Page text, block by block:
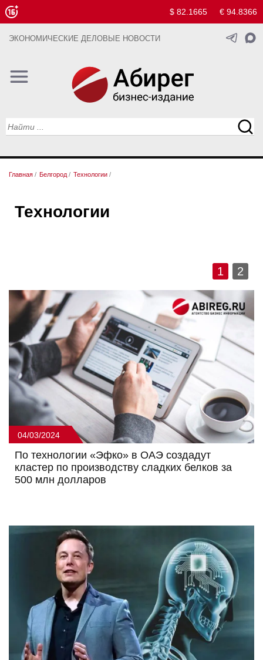
$ 82.1665 € 94.8366
ЭКОНОМИЧЕСКИЕ ДЕЛОВЫЕ НОВОСТИ
Главная / Белгород / Технологии /
Технологии
1 2
04/03/2024
По технологии «Эфко» в ОАЭ создадут
кластер по производству сладких белков за
500 млн долларов